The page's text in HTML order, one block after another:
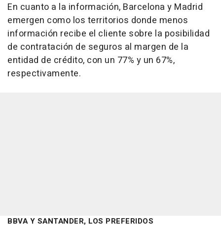
En cuanto a la información, Barcelona y Madrid
emergen como los territorios donde menos
información recibe el cliente sobre la posibilidad
de contratación de seguros al margen de la
entidad de crédito, con un 77% y un 67%,
respectivamente.
BBVA Y SANTANDER, LOS PREFERIDOS